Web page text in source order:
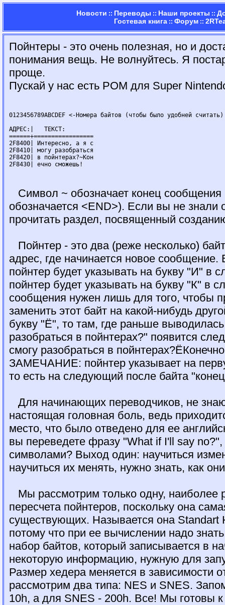
Новости :: Переводы :: Наши проекты ::
Гостевая книга :: Форум ::
Пойнтеры - это очень полезная, но и
понимания вещь. Не волнуйтесь. Я
проще.
Пускай у нас есть РОМ для Super
0123456789ABCDEF <-Номера байтов (чтобы было удобней считать)
АДРЕС:|	  ТЕКСТ:
======+=================
2F8400| Интересно, а я с
2F8410| могу разобраться
2F8420| в пойнтерах?~Кон
Символ ~ обозначает конец сообщения
обозначается <END>). Если вы не знали
прочитать раздел, посвященный
Пойнтер - это два (реже несколько)
адрес, где начинается новое
пойнтер будет указывать на букву "И" в
пойнтер будет указывать на букву "К" в
сообщения нужен лишь для того, чтобы
заменить этот байт на какой-нибудь
букву "Ё", то там, где раньше
разобраться в пойнтерах?" появится
смогу разобраться в
ЗАМЕЧАНИЕ: пойнтер указывает на
то есть на следующий после байта
Для начинающих переводчиков, не
настоящая головная боль, ведь
место, что было отведено для ее
вы переведете фразу "What if I'll say
символами? Выход один: научиться
научиться их менять, нужно знать, как
Мы рассмотрим только одну, наиболее
пересчета пойнтеров, поскольку она
существующих. Называется она Standart
потому что при ее вычислении надо
набор байтов, который записывается в
некоторую информацию, нужную для
Размер хедера меняется в зависимости
рассмотрим два типа: NES и SNES.
10h, а для SNES - 200h. Все! Мы готовы к